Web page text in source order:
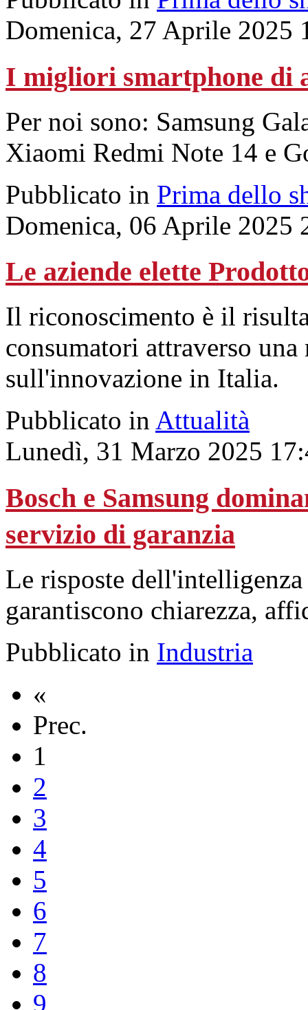
Domenica, 27 Aprile 2025
I migliori smartphone di
Per noi sono: Samsung
Xiaomi Redmi Note 14 e
Pubblicato in Prima dello
Domenica, 06 Aprile 2025
Le aziende elette
Il riconoscimento è il
consumatori attraverso
sull'innovazione in Italia.
Pubblicato in Attualità
Lunedì, 31 Marzo 2025
Bosch e Samsung
servizio di garanzia
Le risposte
garantiscono chiarezza,
Pubblicato in Industria
«
Prec.
1
2
3
4
5
6
7
8
9